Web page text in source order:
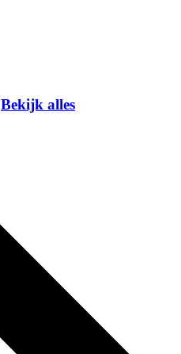
Bekijk alles